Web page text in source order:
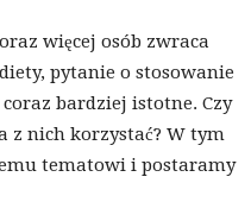
więcej osób zwraca
pytanie o stosowanie
bardziej istotne. Czy
z nich korzystać? W tym
tematowi i postaramy